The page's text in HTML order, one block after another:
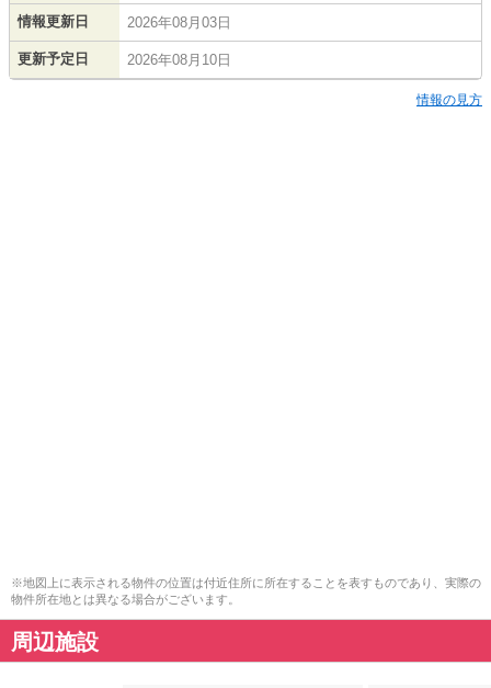
情報更新日 2026年08月03日
更新予定日 2026年08月10日
情報の見方
※地図上に表示される物件の位置は付近住所に所在することを表すものであり、実際の
物件所在地とは異なる場合がございます。
周辺施設